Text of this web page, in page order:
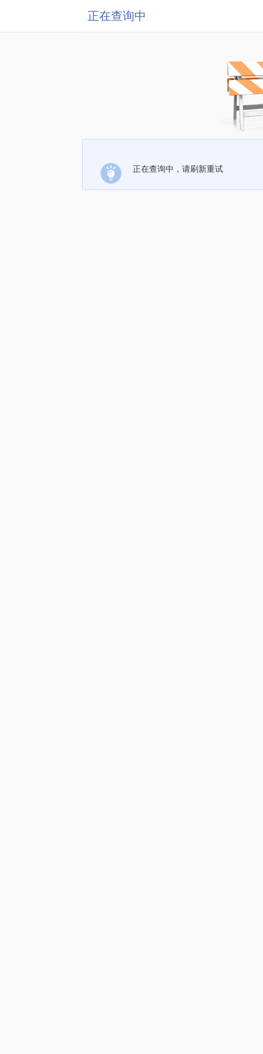
正在查询中
正在查询中，请刷新重试